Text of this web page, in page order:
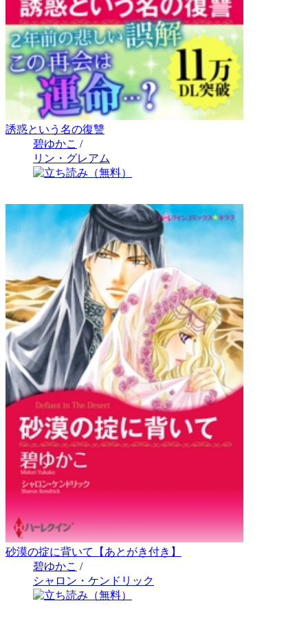
誘惑という名の復讐
碧ゆかこ /
リン・グレアム
砂漠の掟に背いて【あとがき付き】
碧ゆかこ /
シャロン・ケンドリック